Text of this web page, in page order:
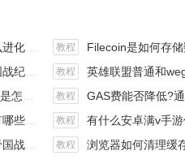
么得） 教程 Filecoin是如何存储数据的
略） 教程 英雄联盟普通和wegame版有什么区别
事? 教程 GAS费能否降低?通缩致
是可靠 教程 有什么安卓满v手游值得玩
略） 教程 浏览器如何清理缓存？